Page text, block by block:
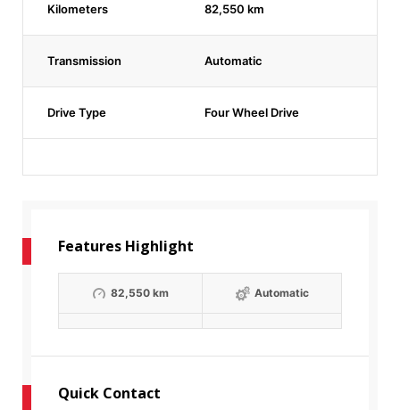
Kilometers 82,550 km
Transmission Automatic
Drive Type Four Wheel Drive
Features Highlight
82,550 km Automatic
Quick Contact